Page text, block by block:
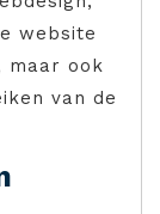
website
maar ook
van de